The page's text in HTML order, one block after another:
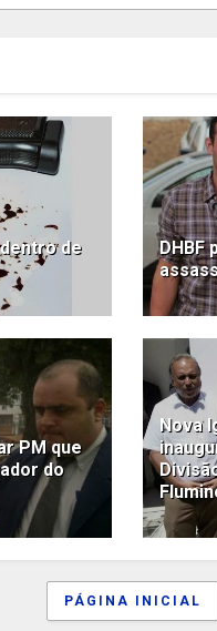
de
DHBF
PM que
do
Nova
PÁGINA INICIAL